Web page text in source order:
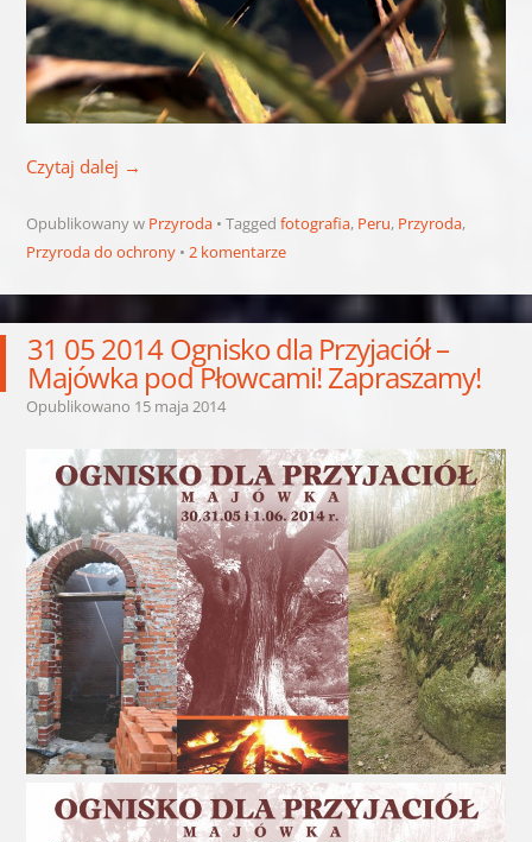
Czytaj dalej →
Opublikowany w Przyroda Tagged fotografia, Peru, Przyroda,
Przyroda do ochrony
2 komentarze
31 05 2014 Ognisko dla Przyjaciół –
Majówka pod Płowcami! Zapraszamy!
Opublikowano 15 maja 2014